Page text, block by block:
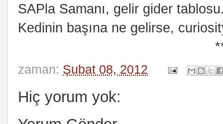
SAPla Samanı, gelir gider
Kedinin başına ne gelirse,
zaman: Şubat 08, 2012
Hiç yorum yok: